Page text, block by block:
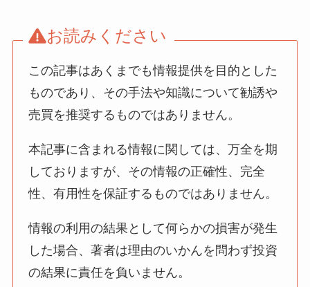
お読みください
この記事はあくまでも情報提供を目的とした
ものであり、その手法や知識について勧誘や
売買を推奨するものではありません。
本記事に含まれる情報に関しては、万全を期
しておりますが、その情報の正確性、完全
性、有用性を保証するものではありません。
情報の利用の結果として何らかの損害が発生
した場合、著者は理由のいかんを問わず投資
の結果に責任を負いません。